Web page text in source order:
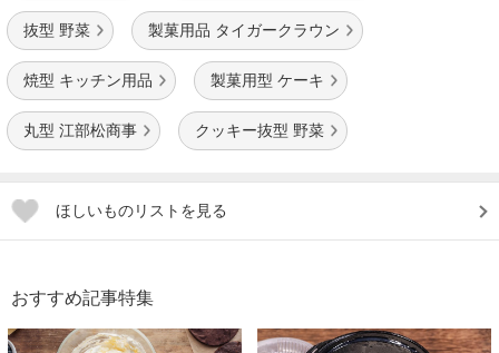
抜型 野菜 製菓用品 タイガークラウン
焼型 キッチン用品 製菓用型 ケーキ
丸型 江部松商事 クッキー抜型 野菜
ほしいものリストを見る
おすすめ記事特集